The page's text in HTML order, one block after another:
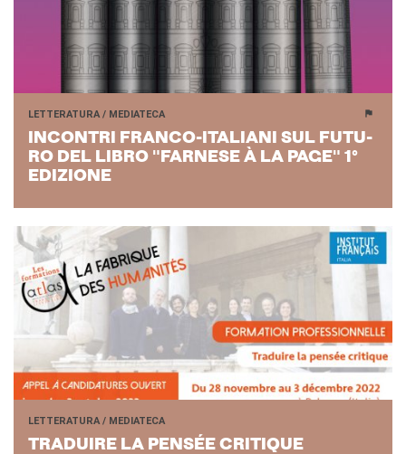
LETTERATURA / MEDIATECA
IN­CON­TRI FRANCO-​ITALIANI SUL FU­TU­
RO DEL LIBRO "FAR­NE­SE À LA PAGE" 1°
EDI­ZIO­NE
LETTERATURA / MEDIATECA
TRA­DUI­RE LA PENSÉE CRI­TI­QUE